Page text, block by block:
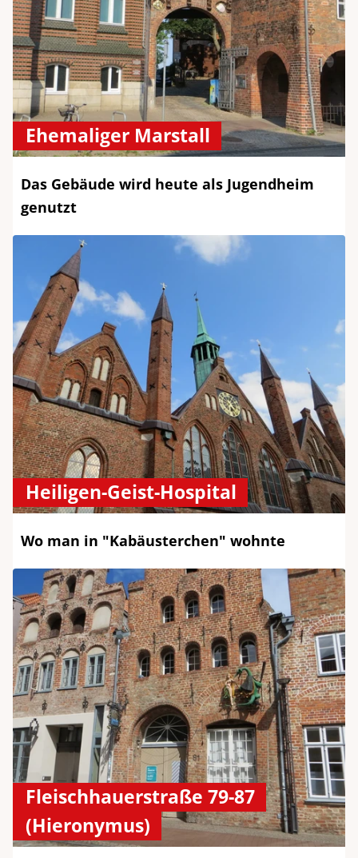
Ehemaliger Marstall
Das Gebäude wird heute als Jugendheim
genutzt
Heiligen-Geist-Hospital
Wo man in "Kabäusterchen" wohnte
Fleischhauerstraße 79-87
(Hieronymus)